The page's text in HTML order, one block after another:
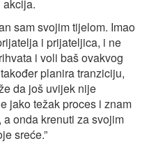
sam svojim tijelom. Imao
i prijateljica, i ne
i voli baš ovakvog
planira tranziciju,
da još uvijek nije
jako težak proces i znam
onda krenuti za svojim
sreće.”